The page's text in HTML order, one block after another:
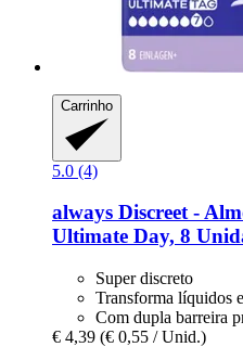
Carrinho
5.0 (4)
always Discreet -​
Ultimate Day, 8
Super discreto
Transforma líquidos
Com dupla barreira
€ 4,39 (€ 0,55 / Unid.)